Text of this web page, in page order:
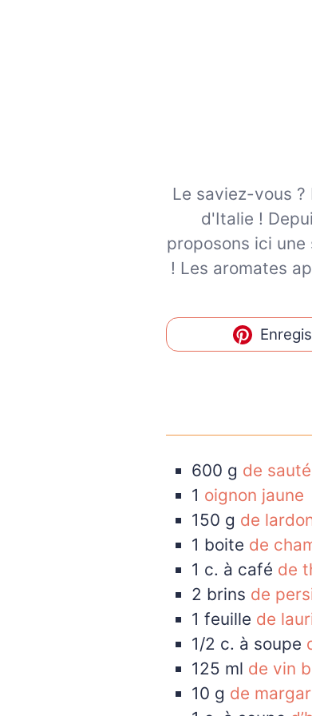
Le saviez-vous
d'Italie !
proposons ici
! Les aromates
600 g de
1 oignon jaune
150 g de
1 boite de
1 c. à café de
2 brins de
1 feuille de
1/2 c. à soupe
125 ml de vin
10 g de